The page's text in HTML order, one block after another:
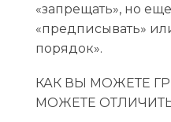
«запрещать», но
«предписывать»
порядок».
КАК ВЫ МОЖЕТЕ
МОЖЕТЕ